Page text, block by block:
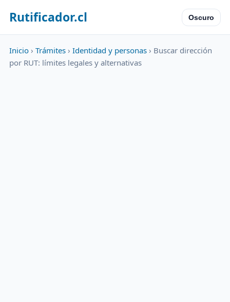
Rutificador.cl Oscuro
Inicio › Trámites › Identidad y personas › Buscar dirección
por RUT: límites legales y alternativas